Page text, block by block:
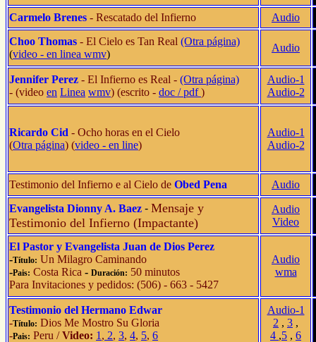
Carmelo Brenes - Rescatado del Infierno
Audio
Choo Thomas - El Cielo es Tan Real (Otra página)
(video - en linea wmv)
Audio
Jennifer Perez - El Infierno es Real - (Otra página)
- (video en Linea wmv) (escrito - doc /pdf)
Audio-1
Audio-2
Ricardo Cid - Ocho horas en el Cielo
(Otra página) (video - en line)
Audio-1
Audio-2
Testimonio del Infierno e al Cielo de Obed Pena
Audio
Evangelista Dionny A. Baez - Mensaje y
Testimonio del Infierno (Impactante)
Audio
Video
El Pastor y Evangelista Juan de Dios Perez
-Título: Un Milagro Caminando
-Pais: Costa Rica - Duración: 50 minutos
Para Invitaciones y pedidos: (506) - 663 - 5427
Audio
wma
Testimonio del Hermano Edwar
-Título: Dios Me Mostro Su Gloria
-Pais: Peru /Video: 1 , 2, 3, 4, 5, 6
Audio-1
2 , 3 ,
4 ,5 , 6